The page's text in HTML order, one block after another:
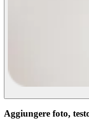
Aggiungere foto,